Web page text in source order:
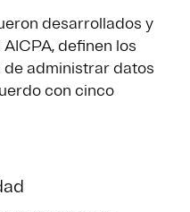
desarrollados y
definen los
administrar datos
con cinco